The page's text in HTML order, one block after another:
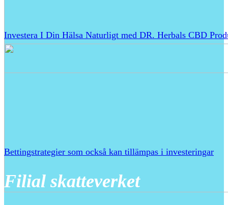
Investera I Din Hälsa Naturligt med DR. Herbals CBD
Bettingstrategier som också kan tillämpas i investeringar
Filial skatteverket